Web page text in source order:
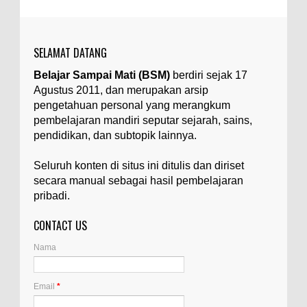
Apa yang Disebut Badan Golgi?
Ilustrasi/utakatikotak.com Badan Golgi (disebut
pula aparatus Golgi, kompleks Golgi, atau
diktiosom) adalah organel yang dikaitkan
denga...
Apakah UFO Benar-benar Ada?
Ilustrasi/istimewa Sebagian orang percaya UFO
UFO benar-benar tidak ada. Manakah yang
benar...
juga dikenal sebagai "jagung permata kaca",
adalah varietas unik dari tanaman jagung...
SELAMAT DATANG
Belajar Sampai Mati (BSM) berdiri sejak 17
Agustus 2011, dan merupakan arsip
pengetahuan personal yang merangkum
pembelajaran mandiri seputar sejarah, sains,
pendidikan, dan subtopik lainnya.
Seluruh konten di situs ini ditulis dan diriset
secara manual sebagai hasil pembelajaran
pribadi.
CONTACT US
Nama
Email *